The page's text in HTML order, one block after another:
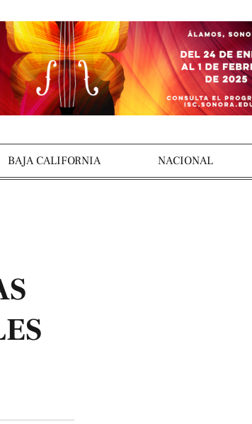
BAJA CALIFORNIA NACIONAL